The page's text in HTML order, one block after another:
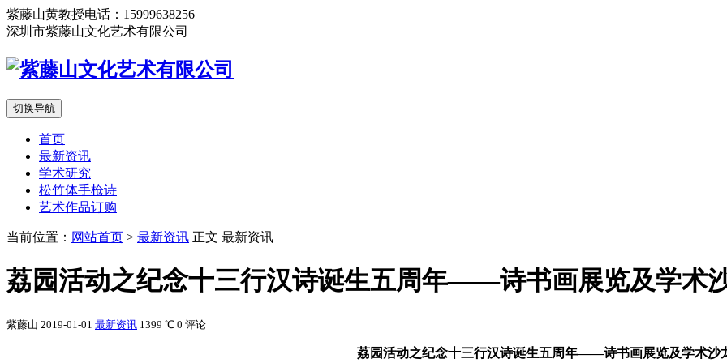
紫藤山黄教授电话：15999638256
深圳市紫藤山文化艺术有限公司
切换导航
首页
最新资讯
学术研究
松竹体手枪诗
艺术作品订购
当前位置： 网站首页 > 最新资讯 正文 最新资讯
荔园活动之纪念十三行汉诗诞生五周年——诗书画展览及学术
紫藤山 2019-01-01 最新资讯 1399 ℃ 0 评论
荔园活动之纪念十三行汉诗诞生五周年——诗书画展览及学术沙